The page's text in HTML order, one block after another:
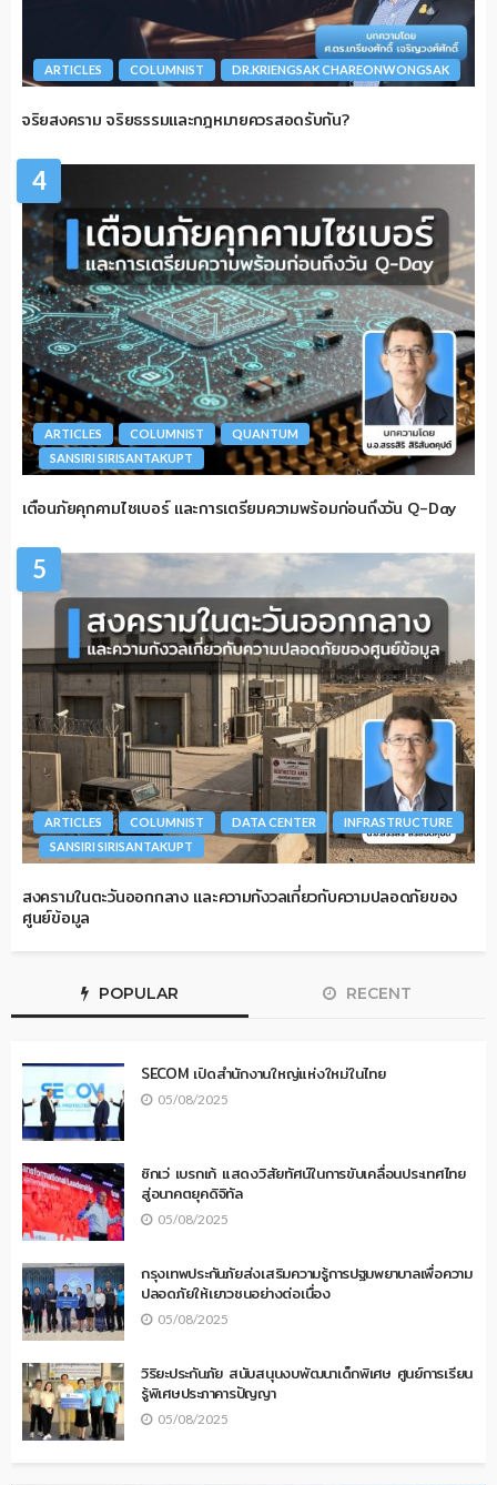
ARTICLES COLUMNIST DR.KRIENGSAK CHAREONWONGSAK
จริยสงคราม จริยธรรมและกฎหมายควรสอดรับกัน?
4
ARTICLES COLUMNIST
QUANTUM
SANSIRI SIRISANTAKUPT
เตือนภัยคุกคามไซเบอร์ และการเตรียมความพร้อมก่อนถึงวัน Q-Day
5
ARTICLES COLUMNIST DATA CENTER
INFRASTRUCTURE
SANSIRI SIRISANTAKUPT
สงครามในตะวันออกกลาง และความกังวลเกี่ยวกับความปลอดภัยของ
ศูนย์ข้อมูล
POPULAR RECENT
SECOM เปิดสำนักงานใหญ่แห่งใหม่ในไทย
05/08/2025
ซิกเว่ เบรกเก้ แสดงวิสัยทัศน์ในการขับเคลื่อนประเทศไทย
สู่อนาคตยุคดิจิทัล
05/08/2025
กรุงเทพประกันภัยส่งเสริมความรู้การปฐมพยาบาลเพื่อความ
ปลอดภัยให้เยาวชนอย่างต่อเนื่อง
05/08/2025
วิริยะประกันภัย สนับสนุนงบพัฒนาเด็กพิเศษ ศูนย์การเรียน
รู้พิเศษประภาคารปัญญา
05/08/2025